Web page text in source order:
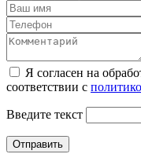
Я согласен на
соответствии с
Введите текст
Отправить